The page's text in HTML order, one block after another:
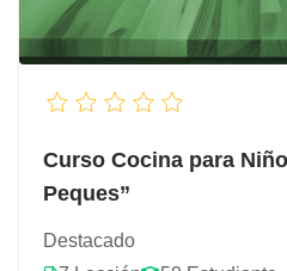
Curso Cocina para
Peques”
Destacado